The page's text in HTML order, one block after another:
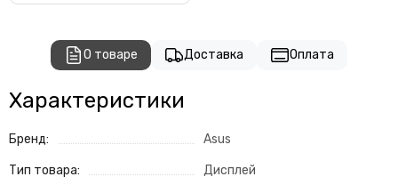
О товаре Доставка Оплата
Характеристики
Бренд: Asus
Тип товара: Дисплей